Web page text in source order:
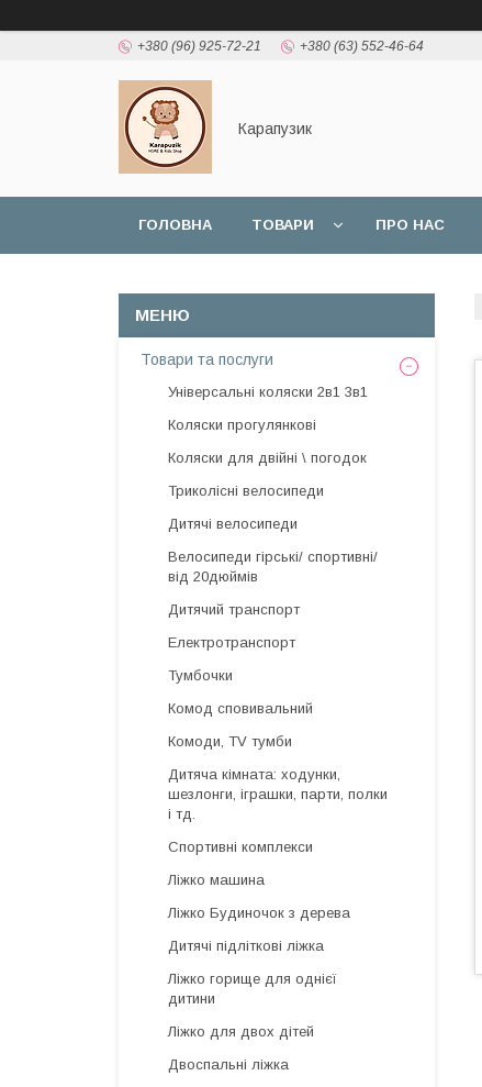
+380 (96) 925-72-21 +380 (63) 552-46-64
Карапузик
ГОЛОВНА ТОВАРИ ПРО НАС
Товари та послуги
Універсальні коляски 2в1 3в1
Коляски прогулянкові
Коляски для двійні \ погодок
Триколісні велосипеди
Дитячі велосипеди
Велосипеди гірські/ спортивні/
від 20дюймів
Дитячий транспорт
Електротранспорт
Тумбочки
Комод сповивальний
Комоди, TV тумби
Дитяча кімната: ходунки,
шезлонги, іграшки, парти, полки
і тд.
Спортивні комплекси
Ліжко машина
Ліжко Будиночок з дерева
Дитячі підліткові ліжка
Ліжко горище для однієї
дитини
Ліжко для двох дітей
Двоспальні ліжка